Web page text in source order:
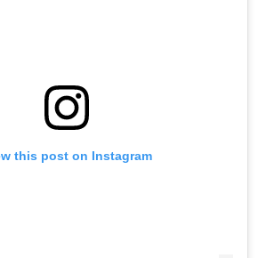
this post on Instagram